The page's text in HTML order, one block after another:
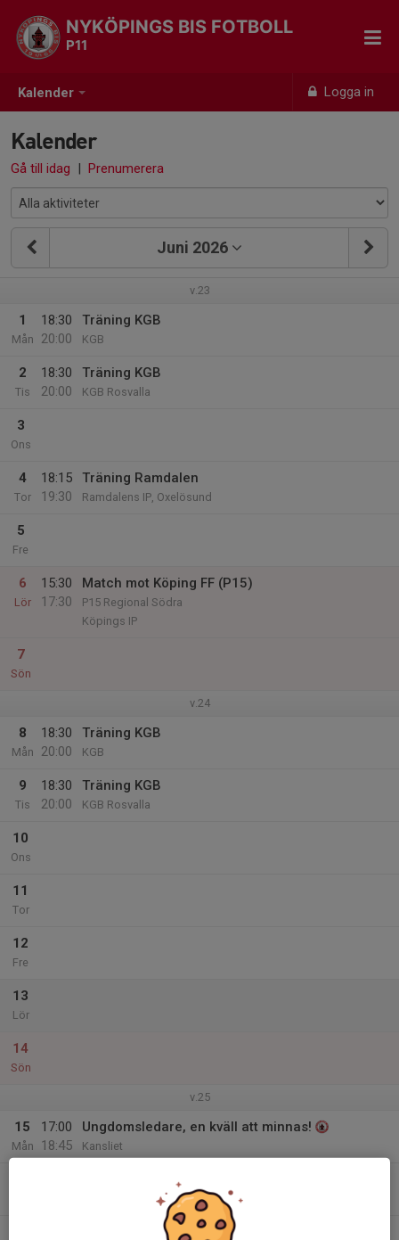
Kalender Logga in
NYKÖPINGS BIS FOTBOLL
P11
Kalender
Gå till idag | Prenumerera
Juni 2026
v.23
1
Mån
18:30
20:00
Träning KGB
KGB
2
Tis
18:30
20:00
Träning KGB
KGB Rosvalla
3
Ons
4
Tor
18:15
19:30
Träning Ramdalen
Ramdalens IP, Oxelösund
5
Fre
6
Lör
15:30
17:30
Match mot Köping FF (P15)
P15 Regional Södra
Köpings IP
7
Sön
v.24
8
Mån
18:30
20:00
Träning KGB
KGB
9
Tis
18:30
20:00
Träning KGB
KGB Rosvalla
10
Ons
11
Tor
12
Fre
13
Lör
14
Sön
v.25
15
Mån
17:00
18:45
Ungdomsledare, en kväll att minnas!
Kansliet
ENKRONAN-MATCH NBIS-Smedby
Rosvalla Stadion
Välkommen på Enkronan matchen!